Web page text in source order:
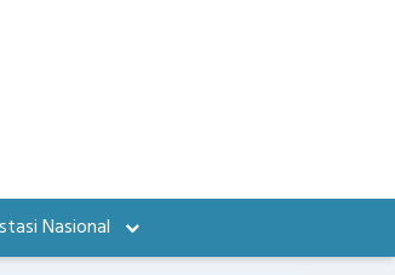
Nasional